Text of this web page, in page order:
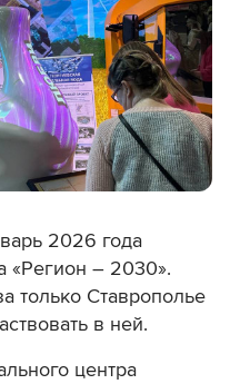
2026 года
«Регион – 2030».
только Ставрополье
в ней.
центра